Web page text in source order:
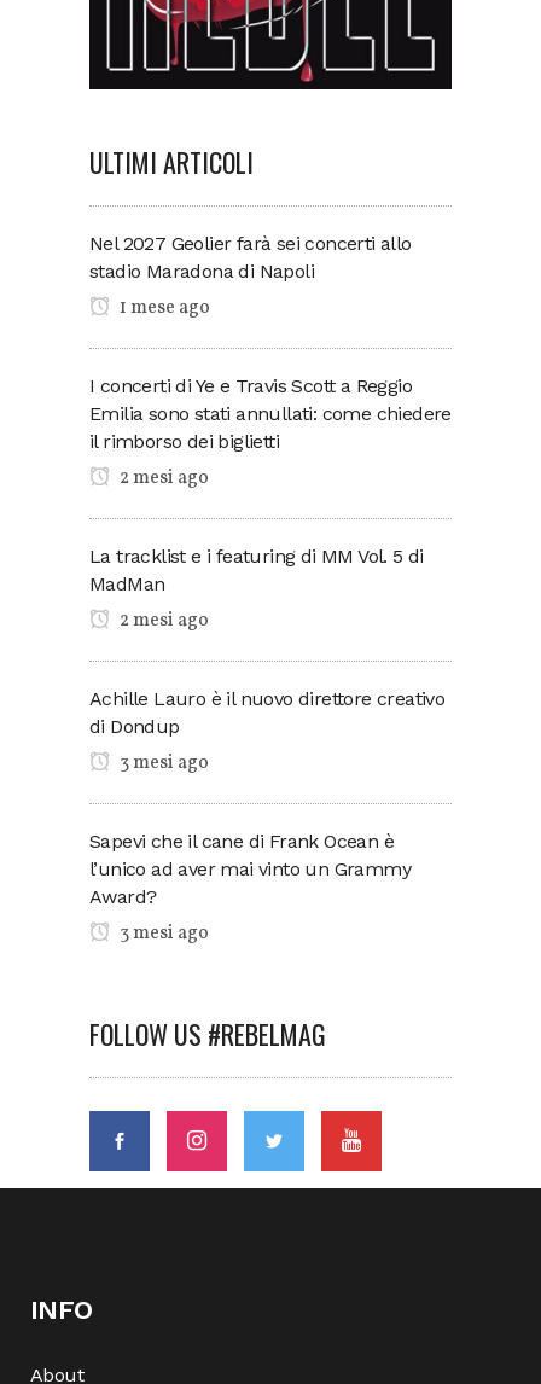
ULTIMI ARTICOLI
Nel 2027 Geolier farà sei concerti allo
stadio Maradona di Napoli
1 mese ago
I concerti di Ye e Travis Scott a Reggio
Emilia sono stati annullati: come chiedere
il rimborso dei biglietti
2 mesi ago
La tracklist e i featuring di MM Vol. 5 di
MadMan
2 mesi ago
Achille Lauro è il nuovo direttore creativo
di Dondup
3 mesi ago
Sapevi che il cane di Frank Ocean è
l’unico ad aver mai vinto un Grammy
Award?
3 mesi ago
FOLLOW US #REBELMAG
INFO
About